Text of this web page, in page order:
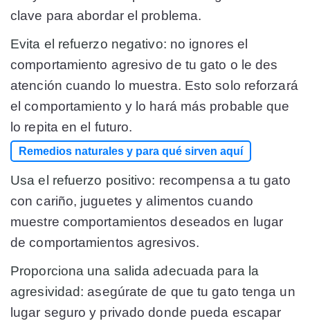
clave para abordar el problema.
Evita el refuerzo negativo: no ignores el
comportamiento agresivo de tu gato o le des
atención cuando lo muestra. Esto solo reforzará
el comportamiento y lo hará más probable que
lo repita en el futuro.
Remedios naturales y para qué sirven aquí
Usa el refuerzo positivo: recompensa a tu gato
con cariño, juguetes y alimentos cuando
muestre comportamientos deseados en lugar
de comportamientos agresivos.
Proporciona una salida adecuada para la
agresividad:asegúrate de que tu gato tenga un
lugar seguro y privado donde pueda escapar